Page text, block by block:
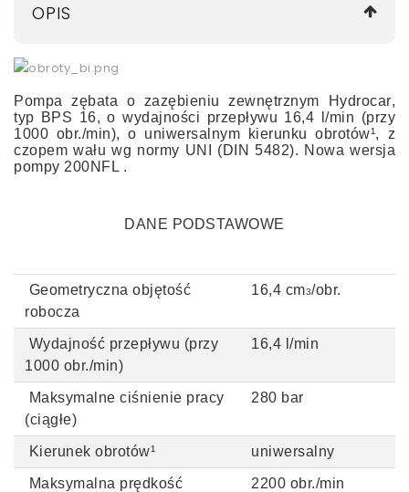
OPIS
Pompa zębata o zazębieniu zewnętrznym Hydrocar,
typ BPS 16, o wydajności przepływu 16,4 l/min (przy
1000 obr./min), o uniwersalnym kierunku obrotów¹, z
czopem wału wg normy UNI (DIN 5482). Nowa wersja
pompy 200NFL .
DANE PODSTAWOWE
Geometryczna objętość
robocza
16,4 cm3/obr.
Wydajność przepływu (przy
1000 obr./min)
16,4 l/min
Maksymalne ciśnienie pracy
(ciągłe)
280 bar
Kierunek obrotów¹ uniwersalny
Maksymalna prędkość
2200 obr./min